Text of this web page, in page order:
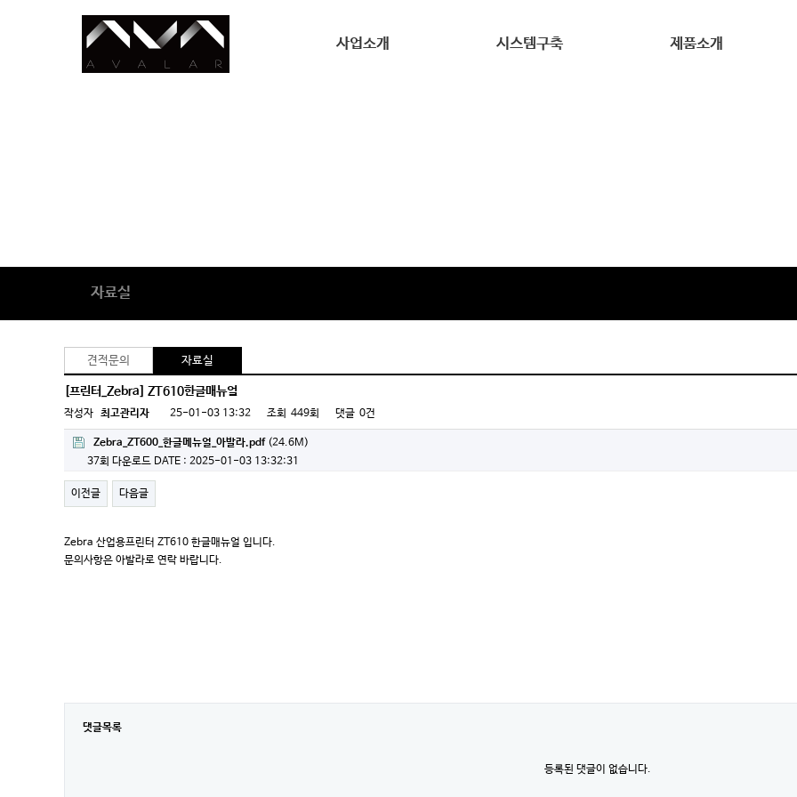
사업소개 시스템구축 제품소개
자료실
견적문의 자료실
[프린터_Zebra] ZT610한글매뉴얼
작성자 최고관리자 25-01-03 13:32 조회 449회 댓글 0건
Zebra_ZT600_한글메뉴얼_아발라.pdf (24.6M)
37회 다운로드 DATE : 2025-01-03 13:32:31
이전글 다음글
Zebra 산업용프린터 ZT610 한글매뉴얼 입니다.
문의사항은 아발라로 연락 바랍니다.
댓글목록
등록된 댓글이 없습니다.